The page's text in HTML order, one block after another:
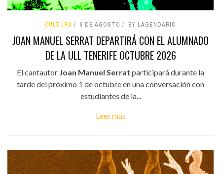
CULTURA 8 DE AGOSTO BY LAGENDARIO
JOAN MANUEL SERRAT DEPARTIRÁ CON EL ALUMNADO
DE LA ULL TENERIFE OCTUBRE 2026
El cantautor Joan Manuel Serrat participará durante la
tarde del próximo 1 de octubre en una conversación con
estudiantes de la...
Leer más